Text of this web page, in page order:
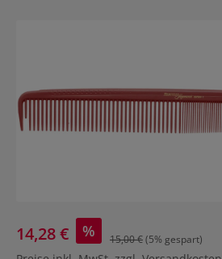
14,28 € % 15,00 €(5% gespart)